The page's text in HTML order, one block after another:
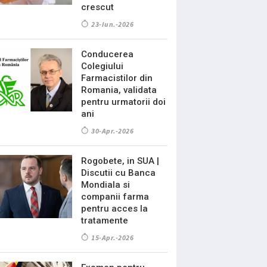
crescut
23-Iun.-2026
Conducerea
Colegiului
Farmacistilor din
Romania, validata
pentru urmatorii doi
ani
30-Apr.-2026
Rogobete, in SUA |
Discutii cu Banca
Mondiala si
companii farma
pentru acces la
tratamente
15-Apr.-2026